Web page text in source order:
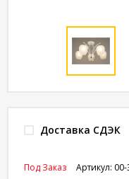
Доставка СДЭК
Артикул:
Под Заказ